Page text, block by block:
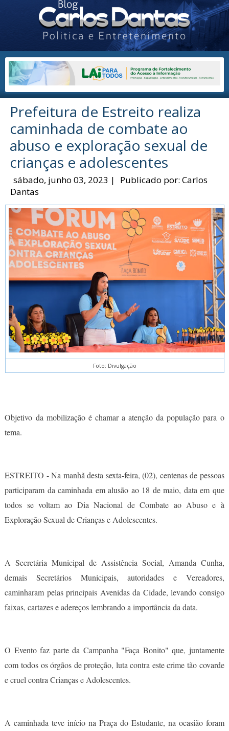
Prefeitura de Estreito realiza
caminhada de combate ao
abuso e exploração sexual de
crianças e adolescentes
sábado, junho 03, 2023 | Publicado por:Carlos
Dantas
Foto: Divulgação
Objetivo da mobilização é chamar a atenção da população para o
tema.
ESTREITO - Na manhã desta sexta-feira, (02), centenas de pessoas
participaram da caminhada em alusão ao 18 de maio, data em que
todos se voltam ao Dia Nacional de Combate ao Abuso e à
Exploração Sexual de Crianças e Adolescentes.
A Secretária Municipal de Assistência Social, Amanda Cunha,
demais Secretários Municipais, autoridades e Vereadores,
caminharam pelas principais Avenidas da Cidade, levando consigo
faixas, cartazes e adereços lembrando a importância da data.
O Evento faz parte da Campanha "Faça Bonito" que, juntamente
com todos os órgãos de proteção, luta contra este crime tão covarde
e cruel contra Crianças e Adolescentes.
A caminhada teve início na Praça do Estudante, na ocasião foram